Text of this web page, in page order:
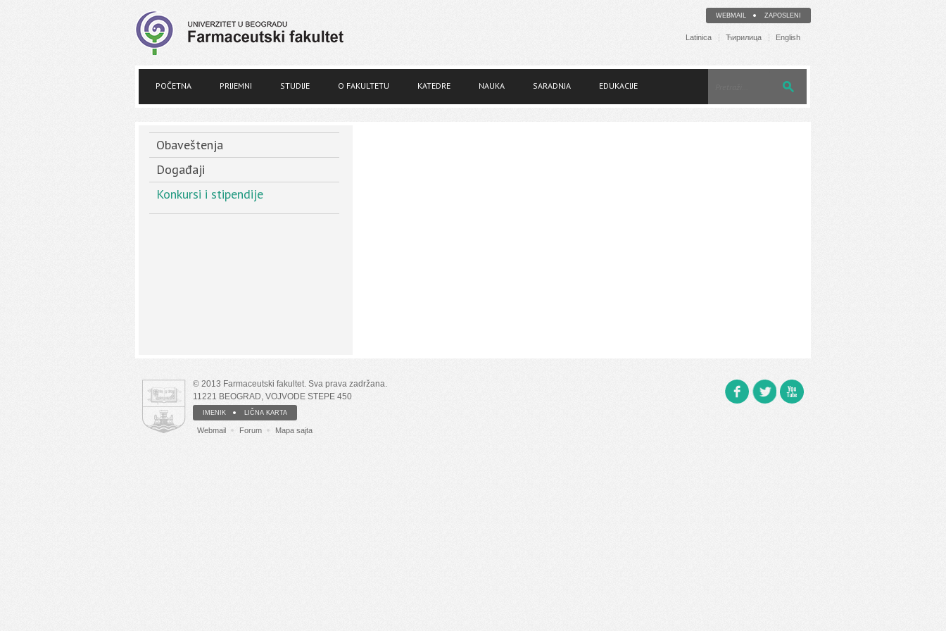
WEBMAIL ZAPOSLENI
Latinica Ћирилица English
POČETNA PRIJEMNI STUDIJE O FAKULTETU KATEDRE NAUKA SARADNJA EDUKACIJE
Obaveštenja
Događaji
Konkursi i stipendije
© 2013 Farmaceutski fakultet. Sva prava zadržana.
11221 BEOGRAD, VOJVODE STEPE 450
IMENIK LIČNA KARTA
Webmail Forum Mapa sajta